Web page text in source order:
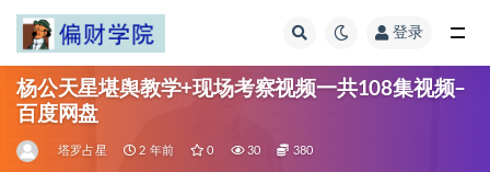
登录
杨公天星堪舆教学+现场考察视频一共108集视频–
百度网盘
塔罗占星 2 年前 0 30 380